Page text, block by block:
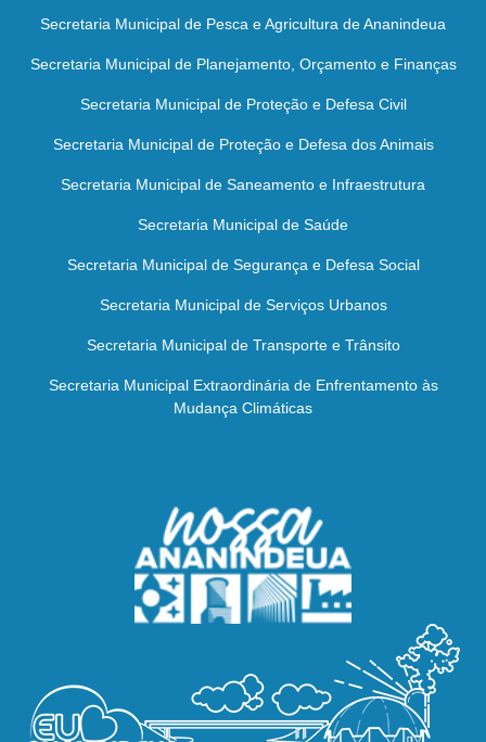
Secretaria Municipal de Pesca e Agricultura de Ananindeua
Secretaria Municipal de Planejamento, Orçamento e Finanças
Secretaria Municipal de Proteção e Defesa Civil
Secretaria Municipal de Proteção e Defesa dos Animais
Secretaria Municipal de Saneamento e Infraestrutura
Secretaria Municipal de Saúde
Secretaria Municipal de Segurança e Defesa Social
Secretaria Municipal de Serviços Urbanos
Secretaria Municipal de Transporte e Trânsito
Secretaria Municipal Extraordinária de Enfrentamento às
Mudança Climáticas